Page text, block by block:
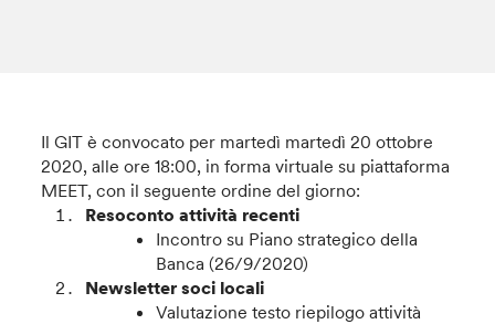
Il GIT è convocato per martedì martedì 20 ottobre
2020, alle ore 18:00, in forma virtuale su piattaforma
MEET, con il seguente ordine del giorno:
Resoconto attività recenti
Incontro su Piano strategico della
Banca (26/9/2020)
Newsletter soci locali
Valutazione testo riepilogo attività